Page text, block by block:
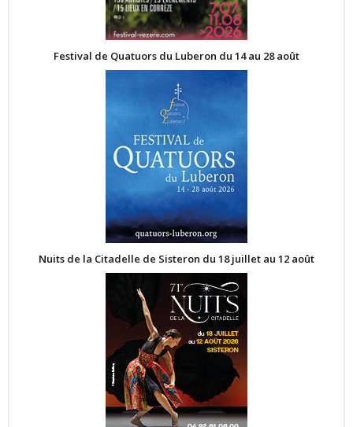
Festival de Quatuors du Luberon du 14 au 28 août
Nuits de la Citadelle de Sisteron du 18 juillet au 12 août